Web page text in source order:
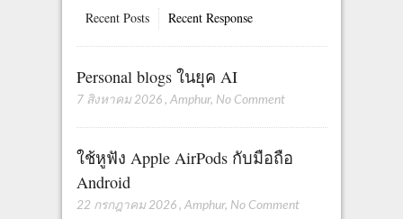
Recent Posts Recent Response
Personal blogs ในยุค AI
7 สิงหาคม 2026 , Amphur, No Comment
ใช้หูฟัง Apple AirPods กับมือถือ
Android
22 กรกฎาคม 2026 , Amphur, No Comment